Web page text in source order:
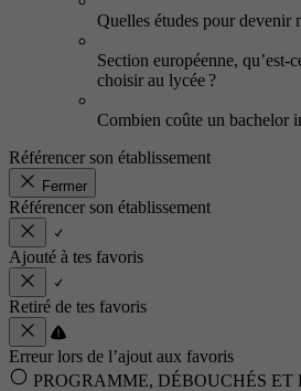
Quelles études pour devenir
Section européenne, qu’est-
choisir au lycée ?
Combien coûte un bachelor
Référencer son établissement
Fermer
Référencer son établissement
Ajouté à tes favoris
Retiré de tes favoris
Erreur lors de l’ajout aux favoris
PROGRAMME, DÉBOUCHÉS ET